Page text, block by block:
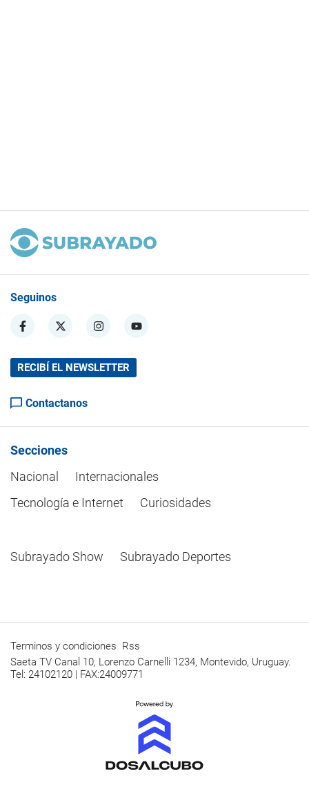
Seguinos
RECIBÍ EL NEWSLETTER
Contactanos
Secciones
Nacional
Internacionales
Tecnología e Internet
Curiosidades
Subrayado Show Subrayado Deportes
Terminos y condiciones Rss
Saeta TV Canal 10, Lorenzo Carnelli 1234, Montevido, Uruguay.
Tel: 24102120 | FAX:24009771